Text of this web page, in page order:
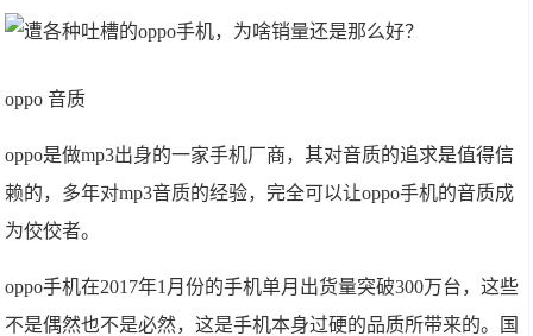
oppo 音质
oppo是做mp3出身的一家手机厂商，其对音质的追求是值得信
赖的，多年对mp3音质的经验，完全可以让oppo手机的音质成
为佼佼者。
oppo手机在2017年1月份的手机单月出货量突破300万台，这些
不是偶然也不是必然，这是手机本身过硬的品质所带来的。国